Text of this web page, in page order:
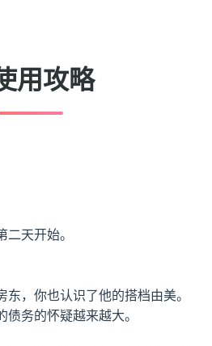
用攻略
天开始。
，你也认识了他的搭档由美。
务的怀疑越来越大。